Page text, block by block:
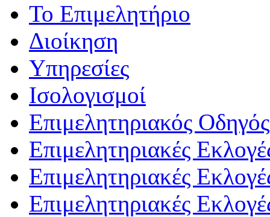
Το Επιμελητήριο
Διοίκηση
Υπηρεσίες
Ισολογισμοί
Επιμελητηριακός Οδηγός
Επιμελητηριακές
Επιμελητηριακές
Επιμελητηριακές